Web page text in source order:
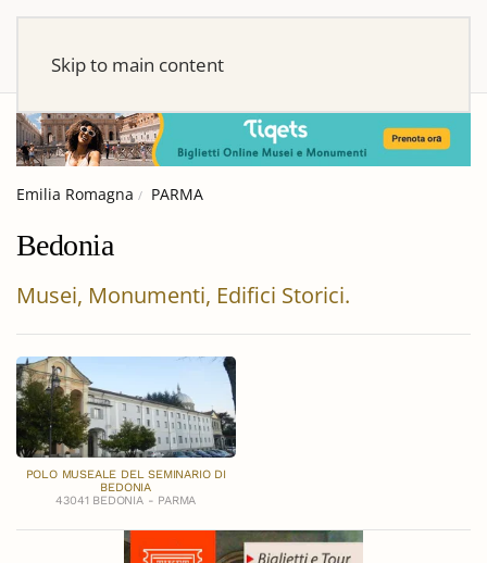
Skip to main content
Emilia Romagna PARMA
Bedonia
Musei, Monumenti, Edifici Storici.
POLO MUSEALE DEL SEMINARIO DI
BEDONIA
43041 BEDONIA - PARMA